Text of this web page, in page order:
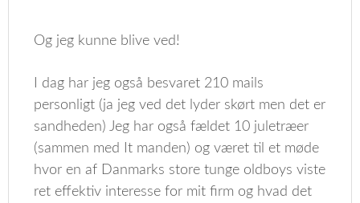
Og jeg kunne blive ved!
I dag har jeg også besvaret 210 mails
personligt (ja jeg ved det lyder skørt men det er
sandheden) Jeg har også fældet 10 juletræer
(sammen med It manden) og været til et møde
hvor en af Danmarks store tunge oldboys viste
ret effektiv interesse for mit firm og hvad det